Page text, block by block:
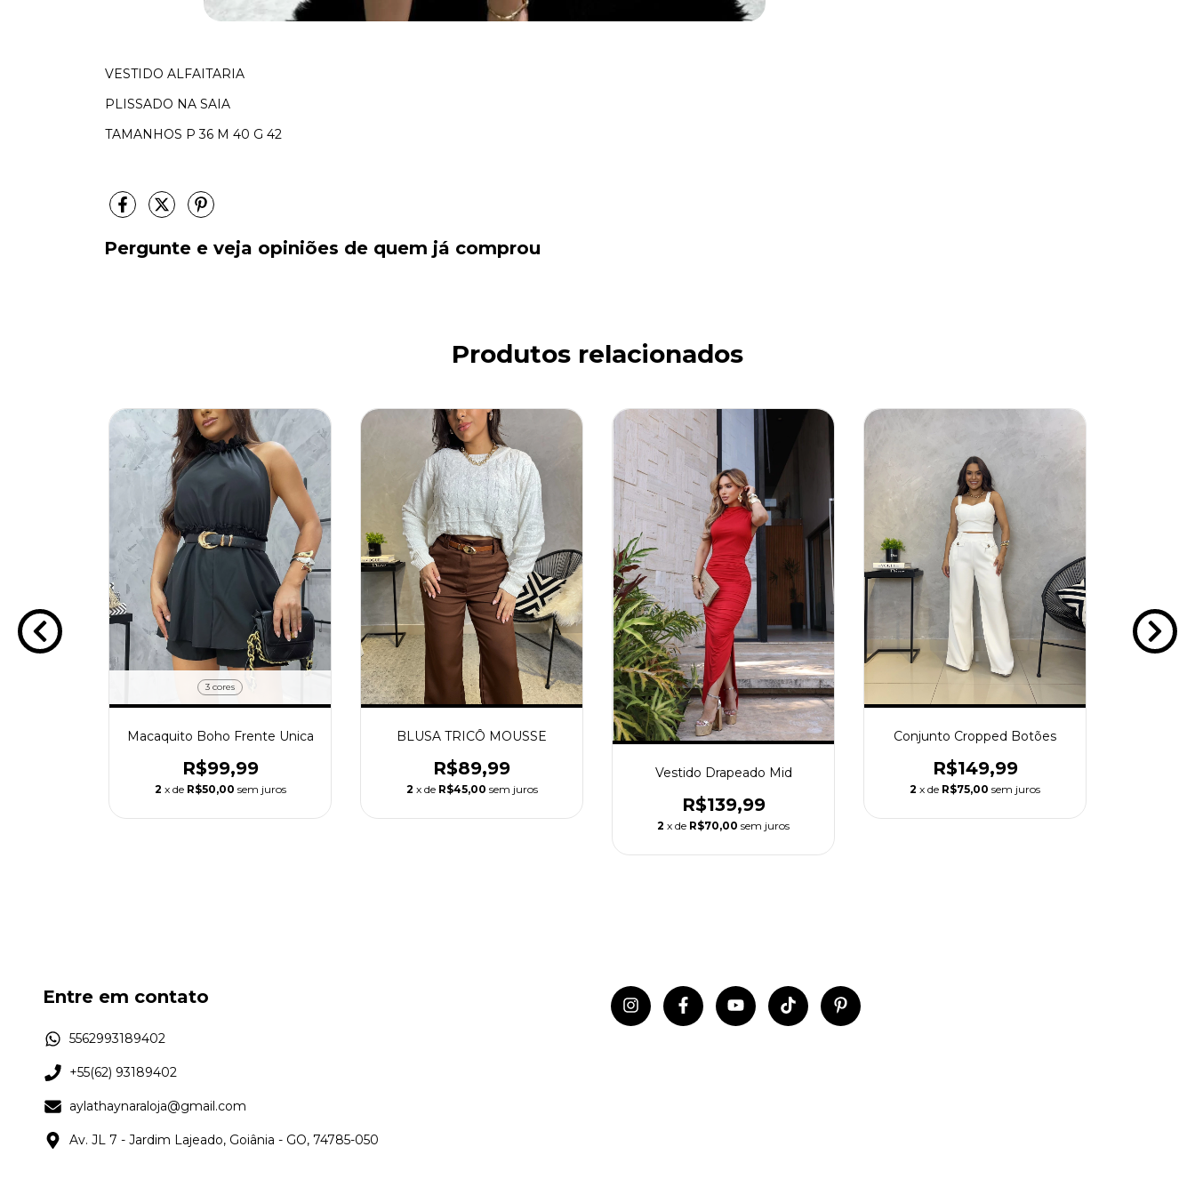
VESTIDO ALFAITARIA
PLISSADO NA SAIA
TAMANHOS P 36 M 40 G 42
Pergunte e veja opiniões de quem já comprou
Produtos relacionados
3 cores
Macaquito Boho Frente Unica
R$99,99
2 x de R$50,00 sem juros
BLUSA TRICÔ MOUSSE
R$89,99
2 x de R$45,00 sem juros
Vestido Drapeado Mid
R$139,99
2 x de R$70,00 sem juros
Conjunto Cropped Botões
R$149,99
2 x de R$75,00 sem juros
Entre em contato
5562993189402
+55(62) 93189402
aylathaynaraloja@gmail.com
Av. JL 7 - Jardim Lajeado, Goiânia - GO, 74785-050